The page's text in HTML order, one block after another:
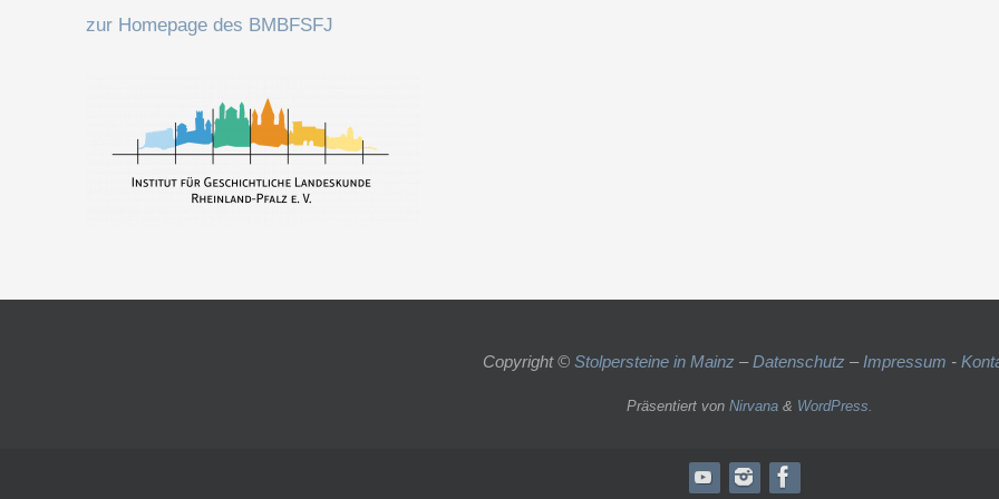
zur Homepage des BMBFSFJ
Copyright © Stolpersteine in Mainz –Datenschutz– Impressum -
Präsentiert von Nirvana& WordPress.